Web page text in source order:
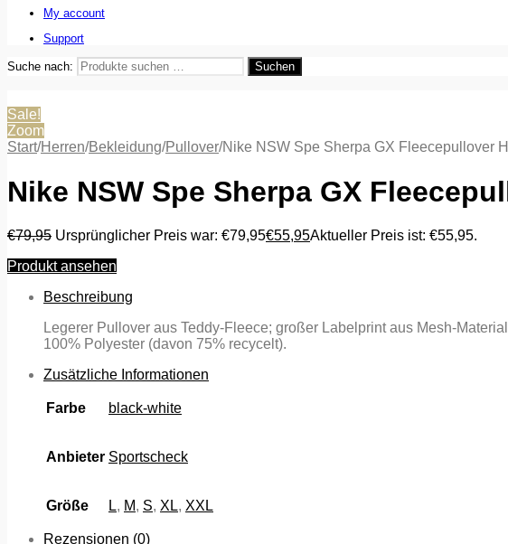
My account
Support
Suche nach: Suchen
Sale!
Zoom
Start/Herren/Bekleidung/Pullover/Nike NSW Spe Sherpa GX Fleecepullover
Nike NSW Spe Sherpa GX
€79,95 Ursprünglicher Preis war: €79,95€55,95Aktueller Preis ist: €55,95.
Produkt ansehen
Beschreibung
Legerer Pullover aus Teddy-Fleece; großer Labelprint aus Mesh-
100% Polyester (davon 75% recycelt).
Zusätzliche Informationen
Farbe black-white
Anbieter Sportscheck
Größe L, M, S, XL, XXL
Rezensionen (0)